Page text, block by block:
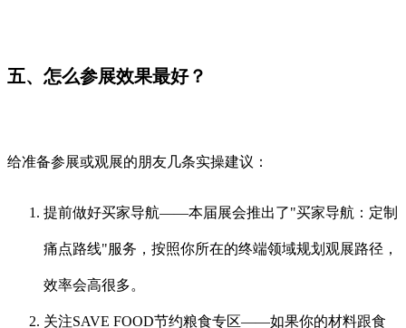
五、怎么参展效果最好？
给准备参展或观展的朋友几条实操建议：
提前做好买家导航——本届展会推出了"买家导航：定制
痛点路线"服务，按照你所在的终端领域规划观展路径，
效率会高很多。
关注SAVE FOOD节约粮食专区——如果你的材料跟食